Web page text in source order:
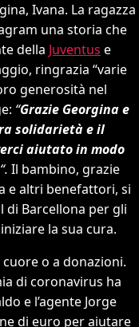
Ivana. La ragazza
una storia che
della Juventus e
ringrazia “varie
generosità nel
“Grazie Georgina e
solidarietà e il
aiutato in modo
“. Il bambino, grazie
e altri benefattori, si
di Barcellona per gli
la sua cura.
o a donazioni.
di coronavirus ha
e l’agente Jorge
di euro per aiutare